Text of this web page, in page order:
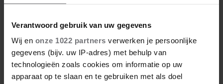
Verantwoord gebruik van uw gegevens
Wij en onze 1022 partners verwerken je persoonlijke
gegevens (bijv. uw IP-adres) met behulp van
technologieën zoals cookies om informatie op uw
apparaat op te slaan en te gebruiken met als doel